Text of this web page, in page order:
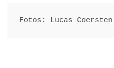
Fotos: Lucas Coersten